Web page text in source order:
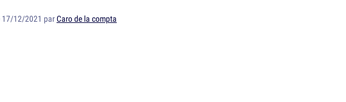
17/12/2021 parCaro de la compta